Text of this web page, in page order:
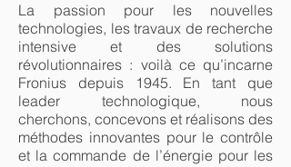
La passion pour les nouvelles
technologies, les travaux de recherche
intensive et des solutions
révolutionnaires : voilà ce qu’incarne
Fronius depuis 1945. En tant que
leader technologique, nous
cherchons, concevons et réalisons des
méthodes innovantes pour le contrôle
et la commande de l’énergie pour les